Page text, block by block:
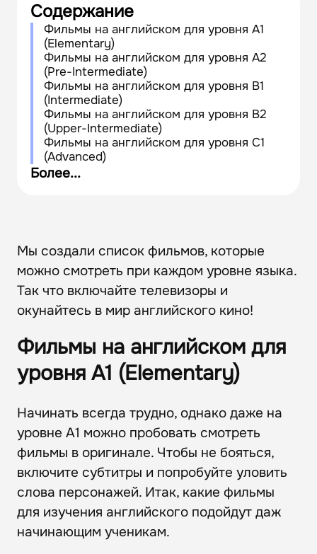
Содержание
Фильмы на английском для уровня А1
(Elementary)
Фильмы на английском для уровня А2
(Pre-Intermediate)
Фильмы на английском для уровня B1
(Intermediate)
Фильмы на английском для уровня B2
(Upper-Intermediate)
Фильмы на английском для уровня C1
(Advanced)
Фильмы на английском для уровня C2
Более...
Мы создали список фильмов, которые
можно смотреть при каждом уровне языка.
Так что включайте телевизоры и
окунайтесь в мир английского кино!
Фильмы на английском для
уровня А1 (Elementary)
Начинать всегда трудно, однако даже на
уровне А1 можно пробовать смотреть
фильмы в оригинале. Чтобы не бояться,
включите субтитры и попробуйте уловить
слова персонажей. Итак, какие фильмы
для изучения английского подойдут даж
начинающим ученикам.